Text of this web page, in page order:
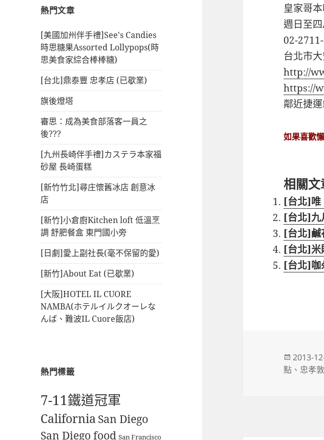
熱門文章
[美國加州伴手禮]See's Candies
時思糖果Assorted Lollypops(時
思美食家綜合棒棒糖)
[台北]鼎泰豐 忠孝店 (已歇業)
旗後燈塔
審思：成為美食部落客一員之
後???
[九州長崎伴手禮]カステラ本家福
砂屋 長崎蛋糕
[新竹竹北]尋庄懷舊冰店 創意冰
店
[新竹]小倉廚Kitchen loft 低溫烹
調 舒肥餐盒 東門國小旁
[日劇]愛上副社長(毫不保留的愛)
[新竹]About Eat (已歇業)
[大阪]HOTEL IL CUORE
NAMBA(ホテルイルクオーレな
んば、難波IL Cuore飯店)
熱門標籤
7-11鐵道冠軍
California San Diego
San Diego food San Francisco
皇家哥
週日至
02-
台北市
http://
https://
鄰近捷
如果喜歡
相關文
[台北]
[台北]九
[台北]
[台北]米
[台北]咖
發
佈
2013-
點 、 忠孝